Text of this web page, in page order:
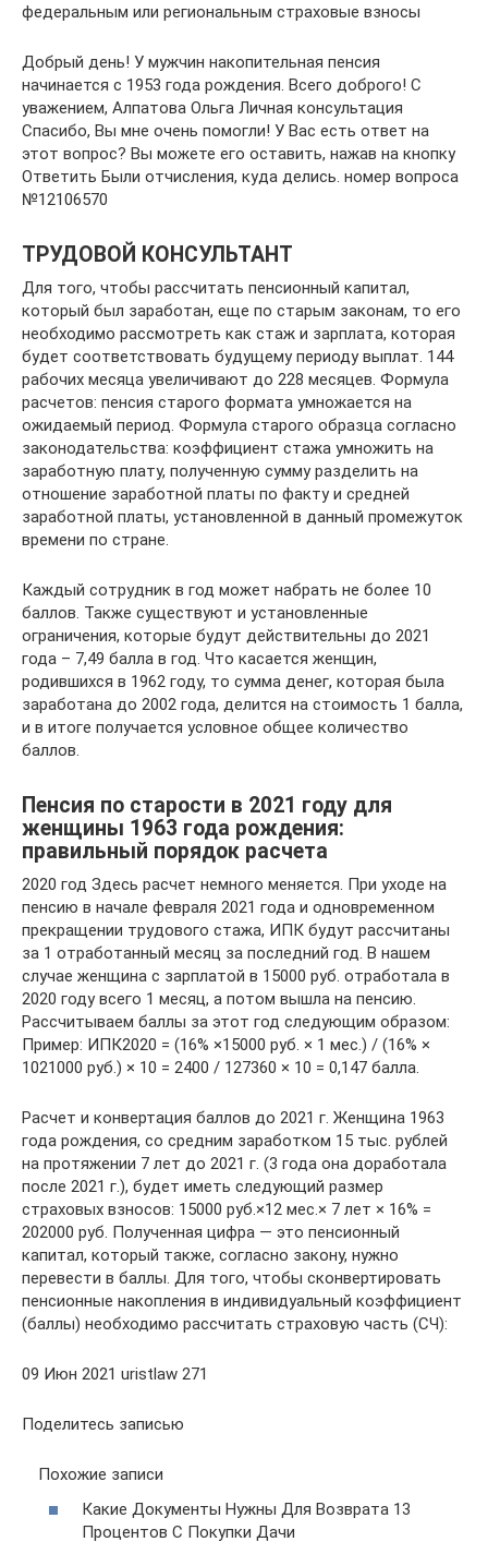
федеральным или региональным страховые взносы
Добрый день! У мужчин накопительная пенсия
начинается с 1953 года рождения. Всего доброго! С
уважением, Алпатова Ольга Личная консультация
Спасибо, Вы мне очень помогли! У Вас есть ответ на
этот вопрос? Вы можете его оставить, нажав на кнопку
Ответить Были отчисления, куда делись. номер вопроса
№12106570
ТРУДОВОЙ КОНСУЛЬТАНТ
Для того, чтобы рассчитать пенсионный капитал,
который был заработан, еще по старым законам, то его
необходимо рассмотреть как стаж и зарплата, которая
будет соответствовать будущему периоду выплат. 144
рабочих месяца увеличивают до 228 месяцев. Формула
расчетов: пенсия старого формата умножается на
ожидаемый период. Формула старого образца согласно
законодательства: коэффициент стажа умножить на
заработную плату, полученную сумму разделить на
отношение заработной платы по факту и средней
заработной платы, установленной в данный промежуток
времени по стране.
Каждый сотрудник в год может набрать не более 10
баллов. Также существуют и установленные
ограничения, которые будут действительны до 2021
года – 7,49 балла в год. Что касается женщин,
родившихся в 1962 году, то сумма денег, которая была
заработана до 2002 года, делится на стоимость 1 балла,
и в итоге получается условное общее количество
баллов.
Пенсия по старости в 2021 году для
женщины 1963 года рождения:
правильный порядок расчета
2020 год Здесь расчет немного меняется. При уходе на
пенсию в начале февраля 2021 года и одновременном
прекращении трудового стажа, ИПК будут рассчитаны
за 1 отработанный месяц за последний год. В нашем
случае женщина с зарплатой в 15000 руб. отработала в
2020 году всего 1 месяц, а потом вышла на пенсию.
Рассчитываем баллы за этот год следующим образом:
Пример: ИПК2020 = (16% ×15000 руб. × 1 мес.) / (16% ×
1021000 руб.) × 10 = 2400 / 127360 × 10 = 0,147 балла.
Расчет и конвертация баллов до 2021 г. Женщина 1963
года рождения, со средним заработком 15 тыс. рублей
на протяжении 7 лет до 2021 г. (3 года она доработала
после 2021 г.), будет иметь следующий размер
страховых взносов: 15000 руб.×12 мес.× 7 лет × 16% =
202000 руб. Полученная цифра — это пенсионный
капитал, который также, согласно закону, нужно
перевести в баллы. Для того, чтобы сконвертировать
пенсионные накопления в индивидуальный коэффициент
(баллы) необходимо рассчитать страховую часть (СЧ):
09 Июн 2021 uristlaw 271
Поделитесь записью
Похожие записи
Какие Документы Нужны Для Возврата 13
Процентов С Покупки Дачи